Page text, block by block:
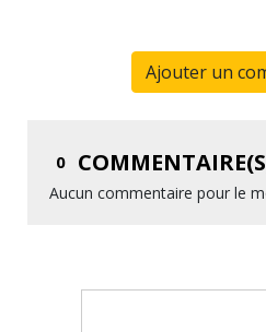
Ajouter un
0
Aucun commentaire pour le